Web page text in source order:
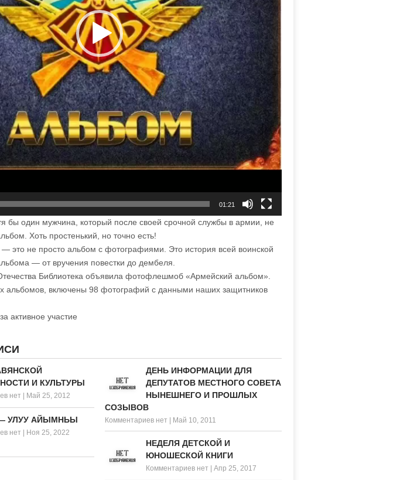
01:21
бы один мужчина, который после своей срочной службы в армии, не
Хоть простенький, но точно есть!
это не просто альбом с фотографиями. Это история всей воинской
— от вручения повестки до дембеля.
Библиотека объявила фотофлешмоб «Армейский альбом».
альбомов, включены 98 фотографий с данными наших защитников
активное участие
И КУЛЬТУРЫ
нет Май 25, 2012
ДЕНЬ ИНФОРМАЦИИ ДЛЯ
ДЕПУТАТОВ МЕСТНОГО СОВЕТА
НЫНЕШНЕГО И ПРОШЛЫХ
СОЗЫВОВ
Комментариев нет Май 10, 2011
УЛУУ АЙЫМНЬЫ
нет Ноя 25, 2022
НЕДЕЛЯ ДЕТСКОЙ И
ЮНОШЕСКОЙ КНИГИ
Комментариев нет |Апр 25, 2017